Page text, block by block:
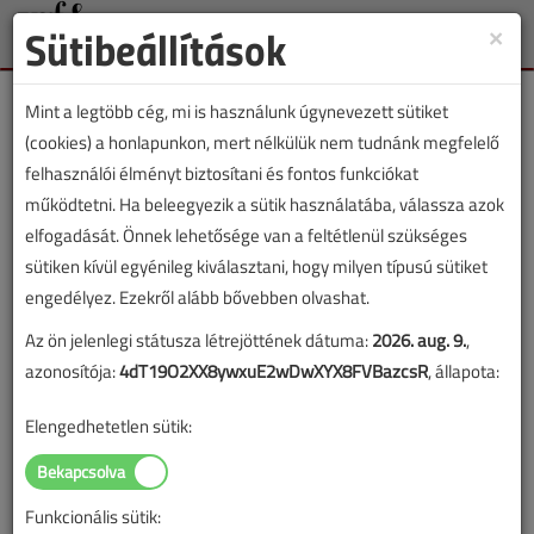
Toggle
Falra akasztható
„csodaklíma”, ami
szembemegy a fizikával
Fűt is, hűt is, pár tízezer forintért. Persze.
2026. május 21. |
×
Sütibeállítások
Mint a legtöbb cég, mi is használunk úgynevezett sütiket
(cookies) a honlapunkon, mert nélkülük nem tudnánk megfelelő
felhasználói élményt biztosítani és fontos funkciókat
működtetni. Ha beleegyezik a sütik használatába, válassza azok
elfogadását. Önnek lehetősége van a feltétlenül szükséges
sütiken kívül egyénileg kiválasztani, hogy milyen típusú sütiket
engedélyez. Ezekről alább bővebben olvashat.
Az ön jelenlegi státusza létrejöttének dátuma:2026. aug. 9.,
azonosítója:4dT19O2XX8ywxuE2wDwXYX8FVBazcsR, állapota:
Elengedhetetlen sütik:
Funkcionális sütik: